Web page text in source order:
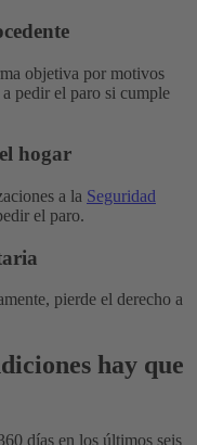
objetiva por motivos
pedir el paro si cumple
hogar
a la Seguridad
el paro.
pierde el derecho a
hay que
días en los últimos seis